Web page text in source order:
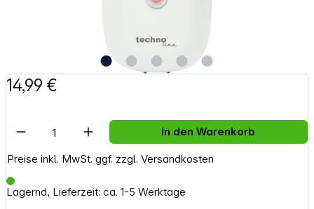
14,99 €
Preise inkl. MwSt. ggf. zzgl. Versandkosten
Lagernd, Lieferzeit: ca. 1-5 Werktage
Artikel Anzahl: Gib den gewünschten
In den Warenkorb